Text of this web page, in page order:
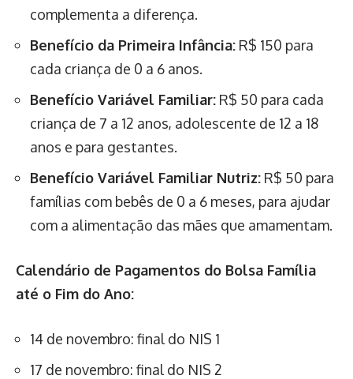
complementa a diferença.
Benefício da Primeira Infância: R$ 150 para
cada criança de 0 a 6 anos.
Benefício Variável Familiar: R$ 50 para cada
criança de 7 a 12 anos, adolescente de 12 a 18
anos e para gestantes.
Benefício Variável Familiar Nutriz: R$ 50 para
famílias com bebês de 0 a 6 meses, para ajudar
com a alimentação das mães que amamentam.
Calendário de Pagamentos do Bolsa Família
até o Fim do Ano:
14 de novembro: final do NIS 1
17 de novembro: final do NIS 2